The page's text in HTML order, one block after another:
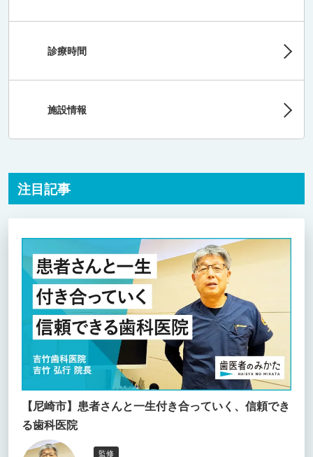
診療時間
施設情報
注目記事
【尼崎市】患者さんと一生付き合っていく、信頼でき
る歯科医院
監修